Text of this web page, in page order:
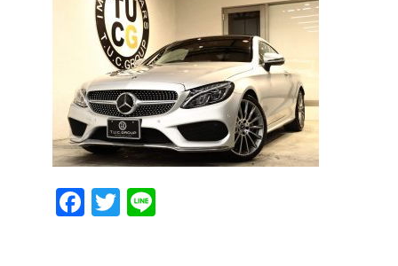
Facebook
Twitter